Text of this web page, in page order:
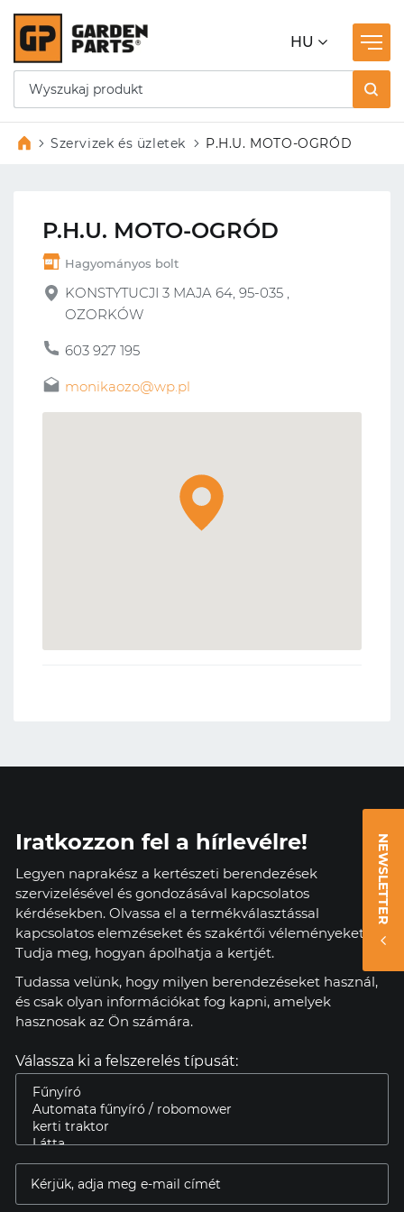
HU
Szervizek és üzletek P.H.U. MOTO-OGRÓD
P.H.U. MOTO-OGRÓD
Hagyományos bolt
KONSTYTUCJI 3 MAJA 64, 95-035 ,
OZORKÓW
603 927 195
monikaozo@wp.pl
NEWSLETTER
Iratkozzon fel a hírlevélre!
Legyen naprakész a kertészeti berendezések
szervizelésével és gondozásával kapcsolatos
kérdésekben. Olvassa el a termékválasztással
kapcsolatos elemzéseket és szakértői véleményeket.
Tudja meg, hogyan ápolhatja a kertjét.
Tudassa velünk, hogy milyen berendezéseket használ,
és csak olyan információkat fog kapni, amelyek
hasznosak az Ön számára.
Válassza ki a felszerelés típusát: